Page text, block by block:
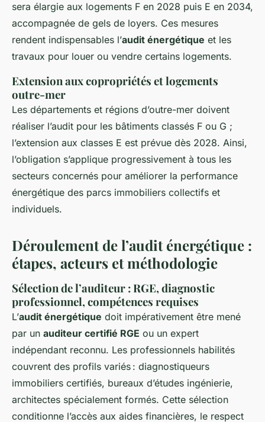
sera élargie aux logements F en 2028 puis E en 2034,
accompagnée de gels de loyers. Ces mesures
rendent indispensables l’audit énergétique et les
travaux pour louer ou vendre certains logements.
Extension aux copropriétés et logements
outre-mer
Les départements et régions d’outre-mer doivent
réaliser l’audit pour les bâtiments classés F ou G ;
l’extension aux classes E est prévue dès 2028. Ainsi,
l’obligation s’applique progressivement à tous les
secteurs concernés pour améliorer la performance
énergétique des parcs immobiliers collectifs et
individuels.
Déroulement de l’audit énergétique :
étapes, acteurs et méthodologie
Sélection de l’auditeur : RGE, diagnostic
professionnel, compétences requises
L’audit énergétique doit impérativement être mené
par un auditeur certifié RGE ou un expert
indépendant reconnu. Les professionnels habilités
couvrent des profils variés : diagnostiqueurs
immobiliers certifiés, bureaux d’études ingénierie,
architectes spécialement formés. Cette sélection
conditionne l’accès aux aides financières, le respect